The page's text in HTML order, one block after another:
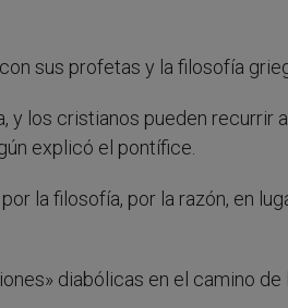
sus profetas y la filosofía
y los cristianos pueden recurrir a
explicó el pontífice.
la filosofía, por la razón, en
diabólicas en el camino de